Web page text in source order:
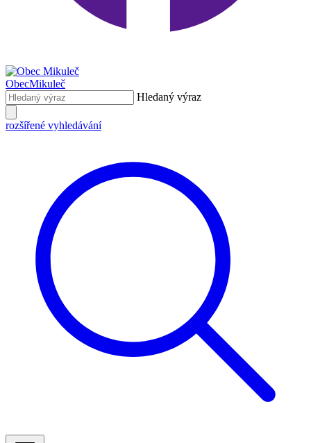
ObecMikuleč
Hledaný výraz
rozšířené vyhledávání